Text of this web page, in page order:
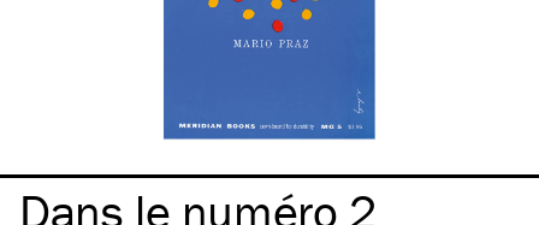
Dans le numéro 2